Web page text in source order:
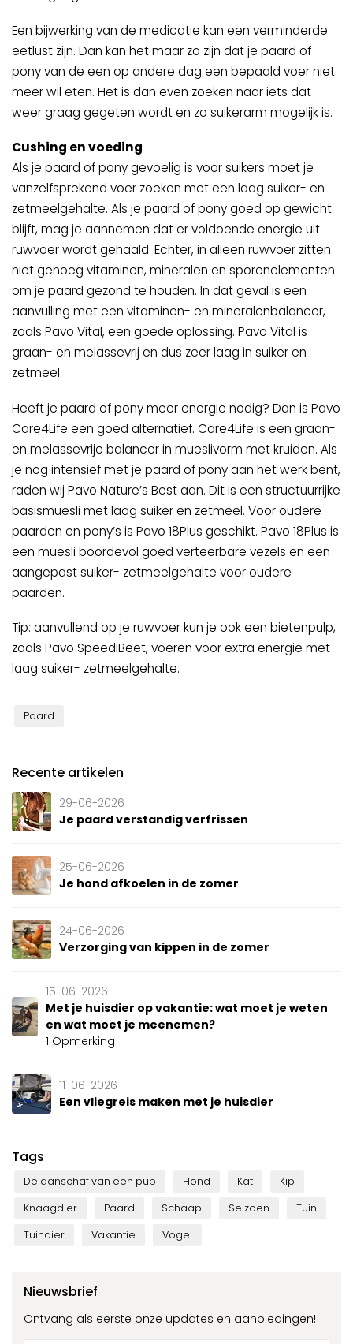
Een bijwerking van de medicatie kan een verminderde
eetlust zijn. Dan kan het maar zo zijn dat je paard of
pony van de een op andere dag een bepaald voer niet
meer wil eten. Het is dan even zoeken naar iets dat
weer graag gegeten wordt en zo suikerarm mogelijk is.
Cushing en voeding
Als je paard of pony gevoelig is voor suikers moet je
vanzelfsprekend voer zoeken met een laag suiker- en
zetmeelgehalte. Als je paard of pony goed op gewicht
blijft, mag je aannemen dat er voldoende energie uit
ruwvoer wordt gehaald. Echter, in alleen ruwvoer zitten
niet genoeg vitaminen, mineralen en sporenelementen
om je paard gezond te houden. In dat geval is een
aanvulling met een vitaminen- en mineralenbalancer,
zoals Pavo Vital, een goede oplossing. Pavo Vital is
graan- en melassevrij en dus zeer laag in suiker en
zetmeel.
Heeft je paard of pony meer energie nodig? Dan is Pavo
Care4Life een goed alternatief. Care4Life is een graan-
en melassevrije balancer in mueslivorm met kruiden. Als
je nog intensief met je paard of pony aan het werk bent,
raden wij Pavo Nature’s Best aan. Dit is een structuurrijke
basismuesli met laag suiker en zetmeel. Voor oudere
paarden en pony’s is Pavo 18Plus geschikt. Pavo 18Plus is
een muesli boordevol goed verteerbare vezels en een
aangepast suiker- zetmeelgehalte voor oudere
paarden.
Tip: aanvullend op je ruwvoer kun je ook een bietenpulp,
zoals Pavo SpeediBeet, voeren voor extra energie met
laag suiker- zetmeelgehalte.
Paard
Recente artikelen
29-06-2026
Je paard verstandig verfrissen
25-06-2026
Je hond afkoelen in de zomer
24-06-2026
Verzorging van kippen in de zomer
15-06-2026
Met je huisdier op vakantie: wat moet je weten
en wat moet je meenemen?
1 Opmerking
11-06-2026
Een vliegreis maken met je huisdier
Tags
De aanschaf van een pup Hond Kat
Kip
Knaagdier
Paard Schaap Seizoen
Tuin
Tuindier
Vakantie Vogel
Nieuwsbrief
Ontvang als eerste onze updates en aanbiedingen!